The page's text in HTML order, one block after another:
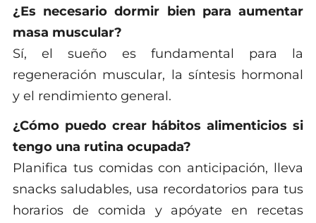
¿Es necesario dormir bien para aumentar
masa muscular?
Sí, el sueño es fundamental para la
regeneración muscular, la síntesis hormonal
y el rendimiento general.
¿Cómo puedo crear hábitos alimenticios si
tengo una rutina ocupada?
Planifica tus comidas con anticipación, lleva
snacks saludables, usa recordatorios para tus
horarios de comida y apóyate en recetas